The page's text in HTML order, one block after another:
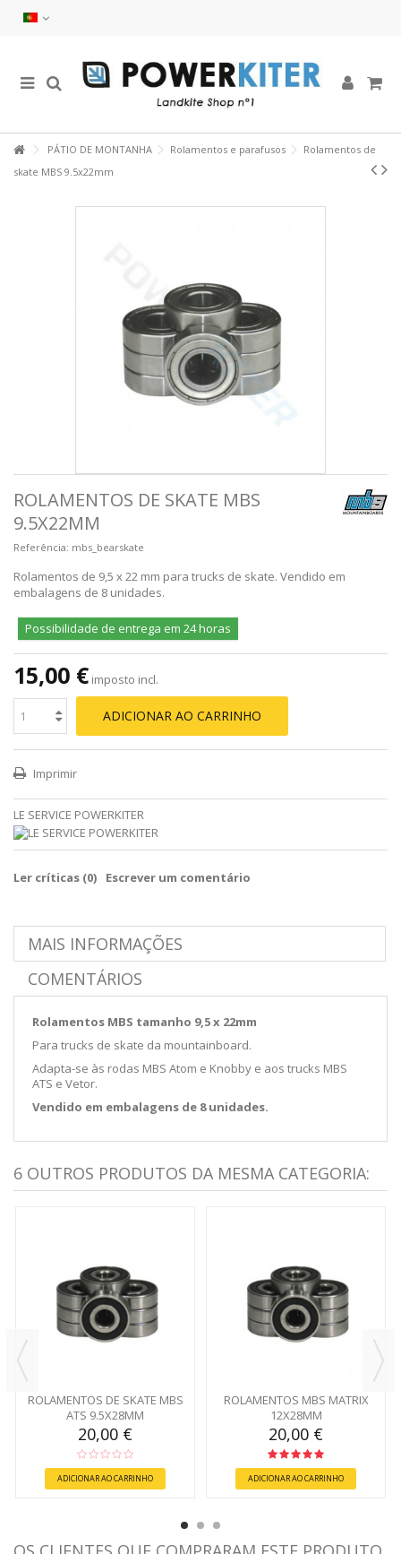
PÁTIO DE MONTANHA Rolamentos e parafusos
Rolamentos de
skate MBS 9.5x22mm
ROLAMENTOS DE SKATE MBS
9.5X22MM
Referência: mbs_bearskate
Rolamentos de 9,5 x 22 mm para trucks de skate. Vendido em
embalagens de 8 unidades.
Possibilidade de entrega em 24 horas
15,00 € imposto incl.
ADICIONAR AO CARRINHO
Imprimir
LE SERVICE POWERKITER
Ler críticas (0) Escrever um comentário
MAIS INFORMAÇÕES
COMENTÁRIOS
Rolamentos MBS tamanho 9,5 x 22mm
Para trucks de skate da mountainboard.
Adapta-se às rodas MBS Atom e Knobby e aos trucks MBS
ATS e Vetor.
Vendido em embalagens de 8 unidades.
6 OUTROS PRODUTOS DA MESMA CATEGORIA:
ROLAMENTOS DE SKATE MBS
ATS 9.5X28MM
20,00 €
ADICIONAR AO CARRINHO
ROLAMENTOS MBS MATRIX
12X28MM
20,00 €
ADICIONAR AO CARRINHO